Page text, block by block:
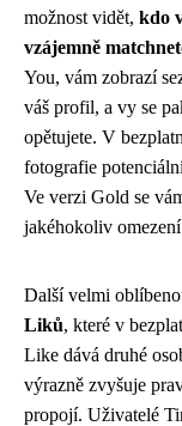
možnost vidět, kdo
vzájemně
You, vám zobrazí
váš profil, a vy se
opětujete. V
fotografie
Ve verzi Gold se
jakéhokoliv
Další velmi
Liků, které v
Like dává druhé
výrazně zvyšuje
propojí. Uživatelé